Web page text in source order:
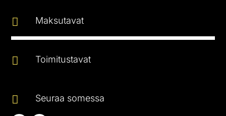
 Maksutavat
 Toimitustavat
 Seuraa somessa